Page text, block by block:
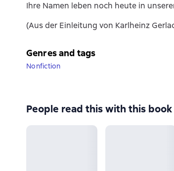
Ihre Namen leben noch heute in
(Aus der Einleitung von Karlheinz
Genres and tags
Nonfiction
People read this with this book